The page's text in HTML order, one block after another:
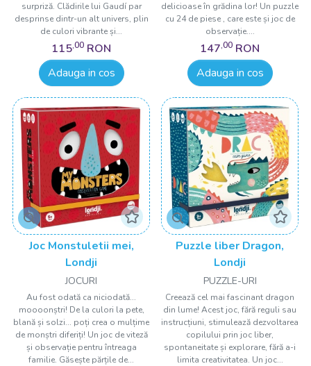
surpriză. Clădirile lui Gaudí par
desprinse dintr-un alt univers, plin
de culori vibrante și...
115,00 RON
Adauga in cos
delicioase în grădina lor! Un puzzle
cu 24 de piese , care este și joc de
observație....
147,00 RON
Adauga in cos
Joc Monstuletii mei,
Londji
JOCURI
Au fost odată ca niciodată...
moooonștri! De la culori la pete,
blană și solzi... poți crea o mulțime
de monștri diferiți! Un joc de viteză
și observație pentru întreaga
familie. Găsește părțile de...
Puzzle liber Dragon,
Londji
PUZZLE-URI
Creează cel mai fascinant dragon
din lume! Acest joc, fără reguli sau
instrucțiuni, stimulează dezvoltarea
copilului prin joc liber,
spontaneitate și explorare, fără a-i
limita creativitatea. Un joc...